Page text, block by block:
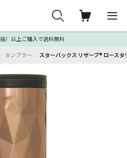
）以上ご購入で送料無料
タンブラー スターバックス リザーブ® ロース